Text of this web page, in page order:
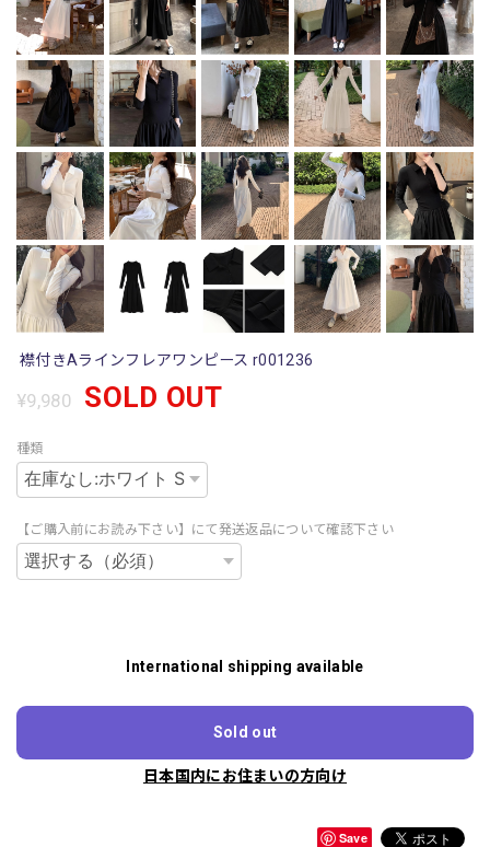
襟付きAラインフレアワンピース r001236
¥9,980 SOLD OUT
種類
【ご購入前にお読み下さい】にて発送返品について確認下さい
International shipping available
Sold out
日本国内にお住まいの方向け
Save